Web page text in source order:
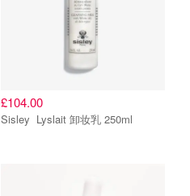
£104.00
Sisley Lyslait 卸妆乳 250ml